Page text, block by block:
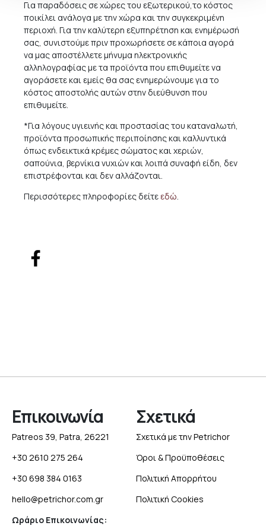
Για παραδόσεις σε χώρες του εξωτερικού,το κόστος
ποικίλει ανάλογα με την χώρα και την συγκεκριμένη
περιοχή. Για την καλύτερη εξυπηρέτηση και ενημέρωσή
σας, συνιστούμε πριν προχωρήσετε σε κάποια αγορά
να μας αποστέλλετε μήνυμα ηλεκτρονικής
αλληλογραφίας με τα προϊόντα που επιθυμείτε να
αγοράσετε και εμείς θα σας ενημερώνουμε για το
κόστος αποστολής αυτών στην διεύθυνση που
επιθυμείτε.
*Για λόγους υγιεινής και προστασίας του καταναλωτή,
προϊόντα προσωπικής περιποίησης και καλλυντικά
όπως ενδεικτικά κρέμες σώματος και χεριών,
σαπούνια, βερνίκια νυχιών και λοιπά συναφή είδη, δεν
επιστρέφονται και δεν αλλάζονται.
Περισσότερες πληροφορίες δείτε εδώ.
Επικοινωνία
Patreos 39, Patra, 26221
+30 2610 275 264
+30 698 384 0163
hello@petrichor.com.gr
Ωράριο Επικοινωνίας:
Σχετικά
Σχετικά με την Petrichor
Όροι & Προϋποθέσεις
Πολιτική Απορρήτου
Πολιτική Cookies